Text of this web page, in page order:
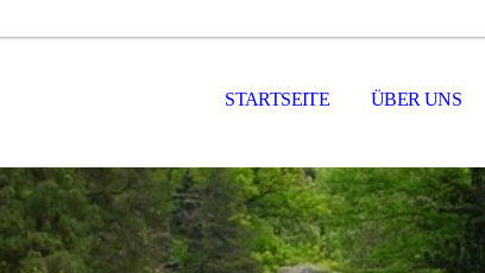
STARTSEITE ÜBER UNS